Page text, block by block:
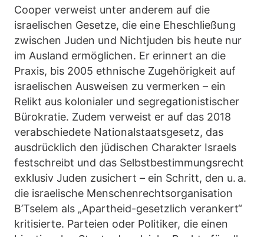
Cooper verweist unter anderem auf die
israelischen Gesetze, die eine Eheschließung
zwischen Juden und Nichtjuden bis heute nur
im Ausland ermöglichen. Er erinnert an die
Praxis, bis 2005 ethnische Zugehörigkeit auf
israelischen Ausweisen zu vermerken – ein
Relikt aus kolonialer und segregationistischer
Bürokratie. Zudem verweist er auf das 2018
verabschiedete Nationalstaatsgesetz, das
ausdrücklich den jüdischen Charakter Israels
festschreibt und das Selbstbestimmungsrecht
exklusiv Juden zusichert – ein Schritt, den u. a.
die israelische Menschenrechtsorganisation
B’Tselem als „Apartheid-gesetzlich verankert“
kritisierte. Parteien oder Politiker, die einen